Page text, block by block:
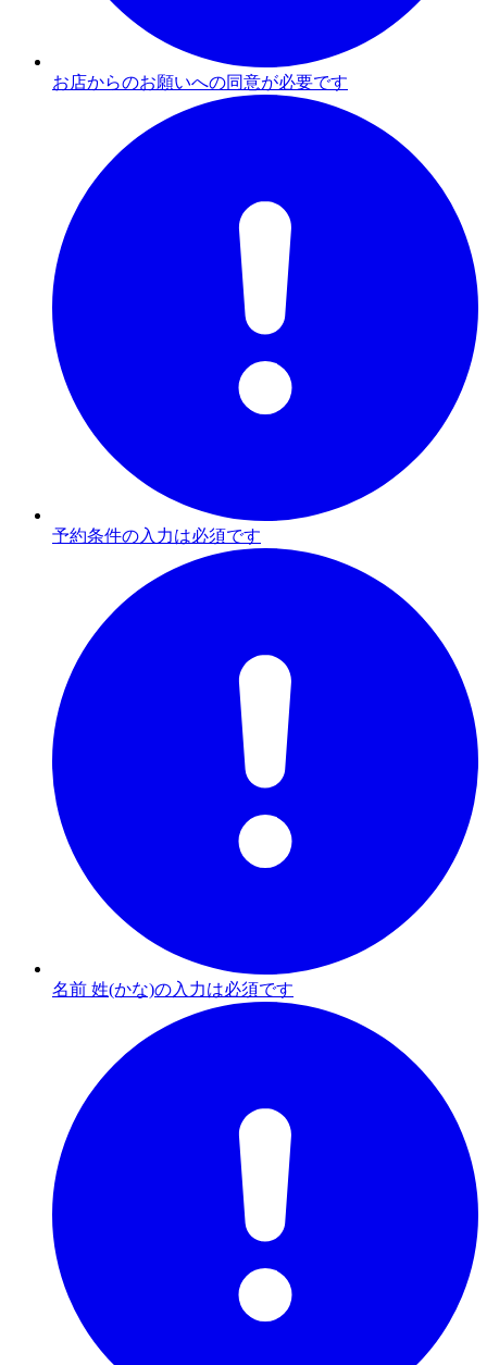
お店からのお願いへの同意が必要です
予約条件の入力は必須です
名前 姓(かな)の入力は必須です